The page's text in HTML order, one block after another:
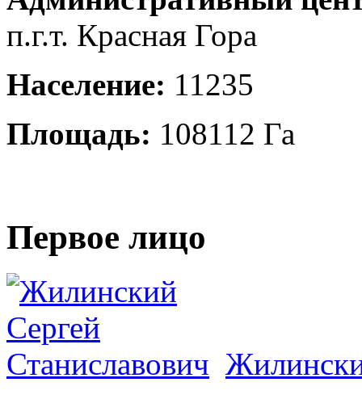
п.г.т. Красная Гора
Население: 11235
Площадь: 108112 Га
Первое лицо